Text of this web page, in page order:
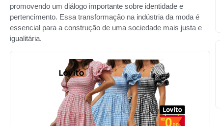
promovendo um diálogo importante sobre identidade e
pertencimento. Essa transformação na indústria da moda é
essencial para a construção de uma sociedade mais justa e
igualitária.